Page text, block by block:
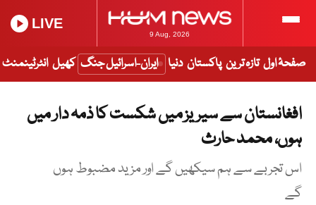
9 Aug, 2026
LIVE
صفحۂ اول تازہ ترین پاکستان دنیا ایران-اسرائیل جنگ کھیل انٹرٹینمنٹ
افغانستان سے سیریز میں شکست کا ذمہ دار میں
ہوں، محمد حارث
اس تجربے سے ہم سیکھیں گے اور مزید مضبوط ہوں
گے